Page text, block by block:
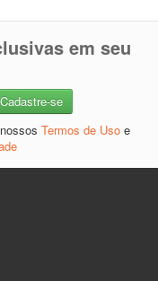
em seu
Termos de Uso e